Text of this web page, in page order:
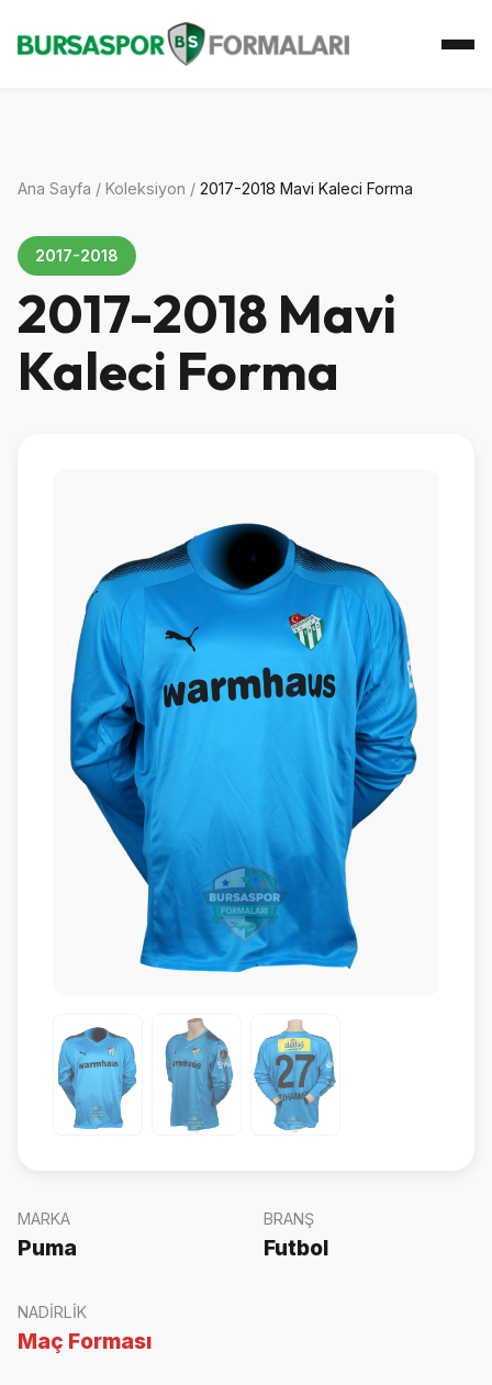
Koleksiyon
Ana Sayfa / Koleksiyon / 2017-2018 Mavi Kaleci Forma
2017-2018
2017-2018 Mavi
Kaleci Forma
MARKA
Puma
BRANŞ
Futbol
NADIRLIK
Maç Forması